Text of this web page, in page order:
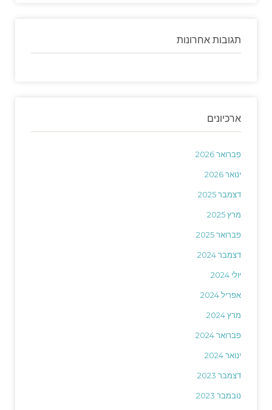
תגובות אחרונות
ארכיונים
פברואר 2026
ינואר 2026
דצמבר 2025
מרץ 2025
פברואר 2025
דצמבר 2024
יולי 2024
אפריל 2024
מרץ 2024
פברואר 2024
ינואר 2024
דצמבר 2023
נובמבר 2023